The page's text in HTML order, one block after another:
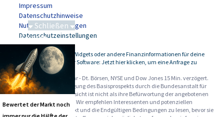
Impressum
Datenschutzhinweise
Nutzungsbedingungen
Datenschutzeinstellungen
-
Kursdaten, Widgets oder andere Finanzinformationen für deine
Website oder Software: Jetzt hier klicken, um eine Anfrage zu
stellen.
Alle Angaben ohne Gewähr - Dt. Börsen, NYSE und Dow Jones 15 Min. verzögert.
Werbehinweise:
Die Billigung des Basisprospekts durch die Bundesanstalt für
Finanzdienstleistungsaufsicht ist nicht als ihre Befürwortung der angebotenen
Wertpapiere zu verstehen. Wir empfehlen Interessenten und potenziellen
Anlegern den Basisprospekt und die Endgültigen Bedingungen zu lesen, bevor sie
Schließen
Saga bei 0,53 CAD
Bewertet der Markt noch